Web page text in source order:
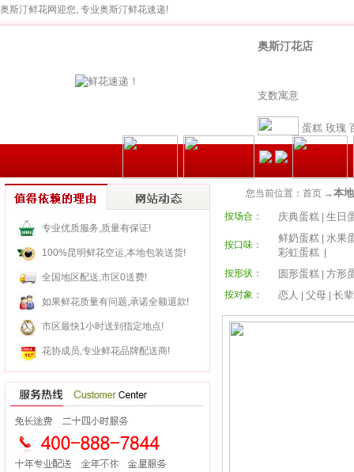
奥斯汀鲜花网迎您, 专业奥斯汀鲜花速递!
奥斯汀花店
支数寓意
蛋糕 玫瑰
专业优质服务,质量有保证!
100%昆明鲜花空运,本地包装送货!
全国地区配送,市区0送费!
如果鲜花质量有问题,承诺全额退款!
市区最快1小时送到指定地点!
花协成员,专业鲜花品牌配送商!
您当前位置：首页 →本
按场合： 庆典蛋糕 生日
按口味：
鲜奶蛋糕 水果
彩虹蛋糕
按形状：
圆形蛋糕 方形
按对象： 恋人 父母 长辈